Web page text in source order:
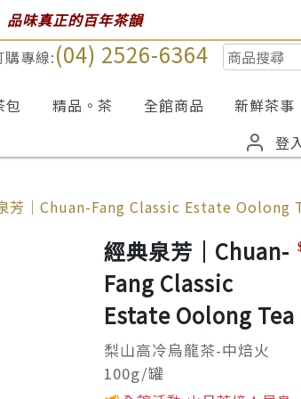
品味真正的百年茶韻
購專線:(04) 2526-6364
包 精品。茶 全館商品 新鮮茶事
登
芳｜Chuan-Fang Classic Estate Oolong
經典泉芳｜Chuan-
Fang Classic
Estate Oolong Tea
梨山高冷烏龍茶-中焙火
100g/罐